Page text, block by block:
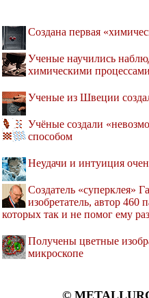
Создана первая
Ученые научились
химическими процессами
Ученые из Швеции
Учёные создали
способом
Неудачи и интуиция
Создатель «суперклея»
изобретатель, автор 460
которых так и не помог ему
Получены цветные
микроскопе
©